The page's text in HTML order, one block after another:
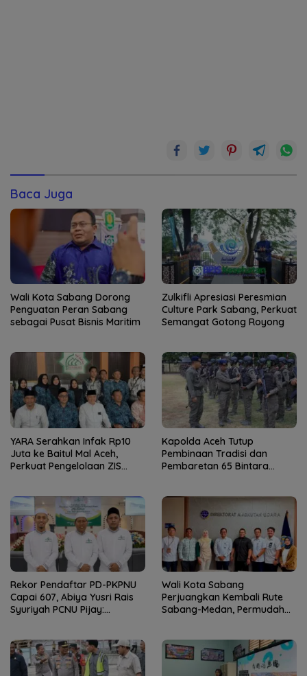
Baca Juga
Wali Kota Sabang Dorong
Penguatan Peran Sabang
sebagai Pusat Bisnis Maritim
Zulkifli Apresiasi Peresmian
Culture Park Sabang, Perkuat
Semangat Gotong Royong
YARA Serahkan Infak Rp10
Juta ke Baitul Mal Aceh,
Perkuat Pengelolaan ZIS
Kapolda Aceh Tutup
Pembinaan Tradisi dan
Pembaretan 65 Bintara
Rekor Pendaftar PD-PKPNU
Capai 607, Abiya Yusri Rais
Syuriyah PCNU Pijay:
Wali Kota Sabang
Perjuangkan Kembali Rute
Sabang-Medan, Permudah